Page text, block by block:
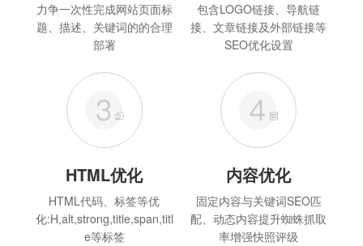
力争一次性完成网站页面标
题、描述、关键词的的合理
部署
包含LOGO链接、导航链
接、文章链接及外部链接等
SEO优化设置
HTML优化
HTML代码、标签等优
化:H,alt,strong,title,span,titl
e等标签
内容优化
固定内容与关键词SEO匹
配、动态内容提升蜘蛛抓取
率增强快照评级